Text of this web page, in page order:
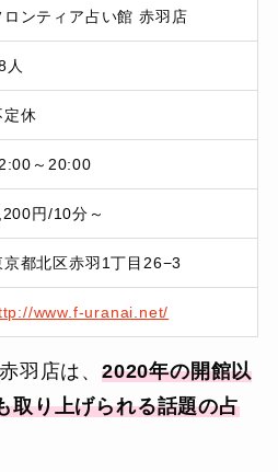
ロンティア占い館 赤羽店
人
定休
～20:00
円/10分～
京都北区赤羽1丁目26−3
www.f-uranai.net/
羽店は、2020年の開館以
取り上げられる話題の占